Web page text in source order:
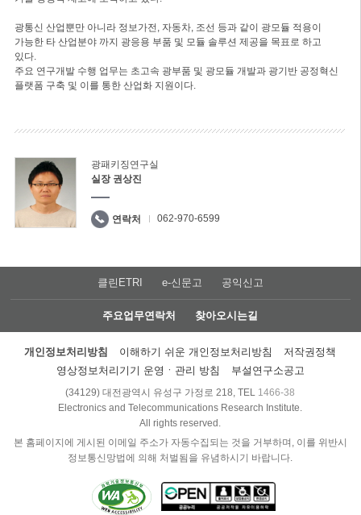
광통신 산업뿐만 아니라 정보가전, 자동차, 조선 등과 같이 광모듈 적용이
가능한 타 산업분야 까지 광응용 부품 및 모듈 솔루션 제공을 목표로 하고
있다.
주요 연구개발 수행 업무는 초고속 광부품 및 광모듈 개발과 광기반 공정혁신
플랫폼 구축 및 이를 통한 산업화 지원이다.
광패키징연구실
실장 권상진
연락처 062-970-6599
클린ETRI e-신문고 공익신고
주요업무연락처 찾아오시는길
개인정보처리방침 이해하기 쉬운 개인정보처리방침
저작권정책
영상정보처리기기 운영ㆍ관리 방침
부설연구소공고
(34129) 대전광역시 유성구 가정로 218, TEL 1466-38
Electronics and Telecommunications Research Institute.
All rights reserved.
본 홈페이지에 게시된 이메일 주소가 자동수집되는 것을 거부하며, 이를 위반시
정보통신망법에 의해 처벌됨을 유념하시기 바랍니다.